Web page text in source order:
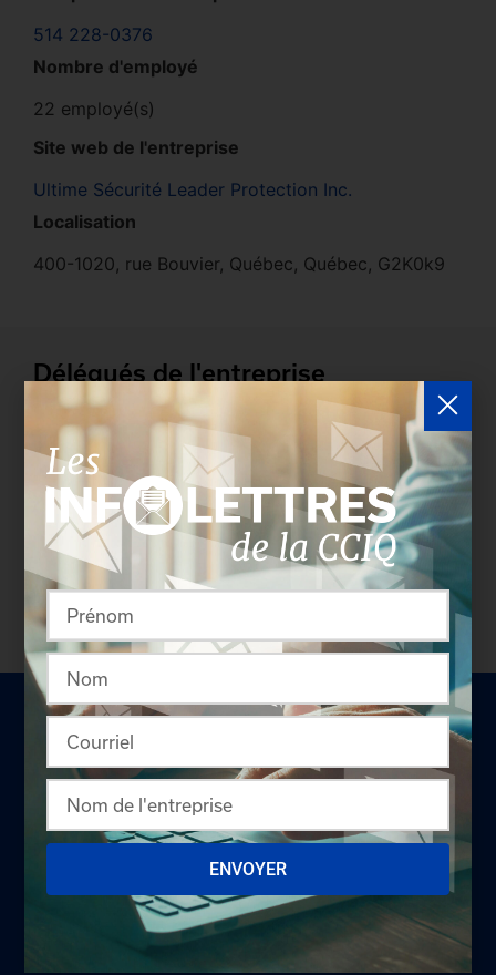
514 228-0376
Nombre d'employé
22 employé(s)
Site web de l'entreprise
Ultime Sécurité Leader Protection Inc.
Localisation
400-1020, rue Bouvier, Québec, Québec, G2K0k9
Délégués de l'entreprise
Les entreprises membres peuvent bénéficier d’une
version plus détaillée du répertoire via leur espace
sécurisé.Connectez-vousafin de consulter le
profil complet des entreprises incluant les
coordonnées des délégués inscrits. Vous n'êtes
pas membre? N'attendez plus et
devenez membre!
LA CHAMBRE
Offres d'emploi
ENVOYER